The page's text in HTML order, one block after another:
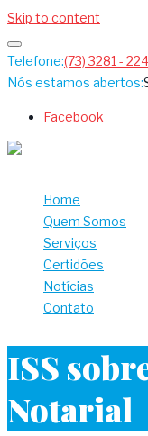
Skip to content
Telefone:(73) 3281 -
Nós estamos abertos:
Facebook
Home
Quem Somos
Serviços
Certidões
Notícias
Contato
ISS
Notarial